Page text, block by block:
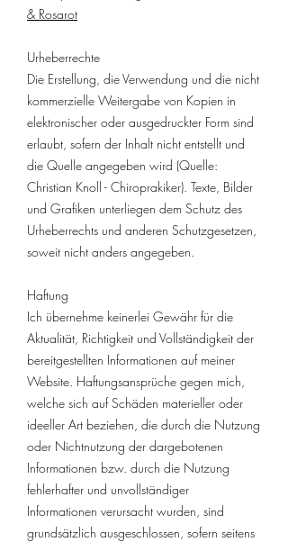
& Rosarot
Urheberrechte
Die Erstellung, die Verwendung und die nicht
kommerzielle Weitergabe von Kopien in
elektronischer oder ausgedruckter Form sind
erlaubt, sofern der Inhalt nicht entstellt und
die Quelle angegeben wird (Quelle:
Christian Knoll - Chiroprakiker). Texte, Bilder
und Grafiken unterliegen dem Schutz des
Urheberrechts und anderen Schutzgesetzen,
soweit nicht anders angegeben.
Haftung
Ich übernehme keinerlei Gewähr für die
Aktualität, Richtigkeit und Vollständigkeit der
bereitgestellten Informationen auf meiner
Website. Haftungsansprüche gegen mich,
welche sich auf Schäden materieller oder
ideeller Art beziehen, die durch die Nutzung
oder Nichtnutzung der dargebotenen
Informationen bzw. durch die Nutzung
fehlerhafter und unvollständiger
Informationen verursacht wurden, sind
grundsätzlich ausgeschlossen, sofern seitens